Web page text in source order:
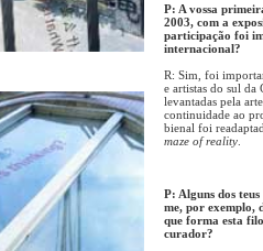
P: A vossa
2003, com a
participação foi
internacional?
R: Sim, foi
e artistas do sul da
levantadas pela
continuidade ao
bienal foi
maze of reality
P: Alguns dos
me, por exemplo,
que forma esta
curador?